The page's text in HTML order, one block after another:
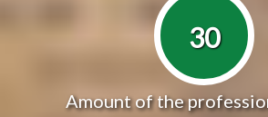
30
Amount of the